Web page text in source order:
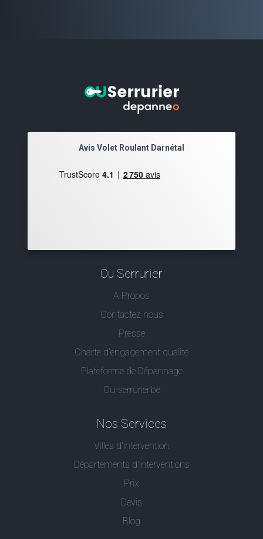
Avis Volet Roulant Darnétal
Ou Serrurier
A Propos
Contactez nous
Presse
Charte d’engagement qualité
Plateforme de Dépannage
Ou-serrurier.be
Nos Services
Villes d'intervention
Départements d'interventions
Prix
Devis
Blog